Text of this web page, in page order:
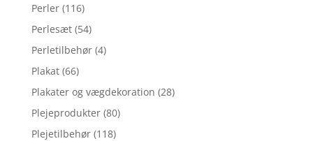
Perler (116)
Perlesæt (54)
Perletilbehør (4)
Plakat (66)
Plakater og vægdekoration (28)
Plejeprodukter (80)
Plejetilbehør (118)